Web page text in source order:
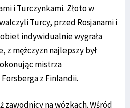
i Turczynkami. Złoto w
Turcy, przed Rosjanami i
indywidualnie wygrała
z mężczyzn najlepszy był
mistrza
z Finlandii.
na wózkach. Wśród